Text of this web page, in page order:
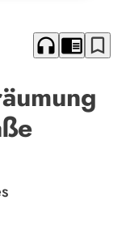
headphones chrome_reader_mode bookmark_border